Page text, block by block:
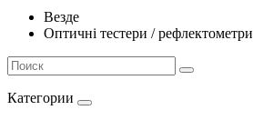
Везде
Оптичні тестери / рефлектометри
Категории